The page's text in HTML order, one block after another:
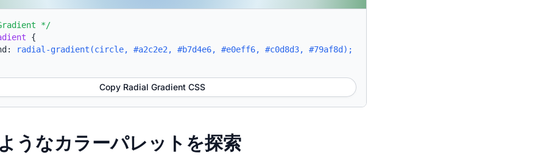
*/
{
radial-gradient(circle, #a2c2e2, #b7d4e6, #e0eff6, #c0d8d3, #79af8d);
Copy Radial Gradient CSS
うなカラーパレットを探索